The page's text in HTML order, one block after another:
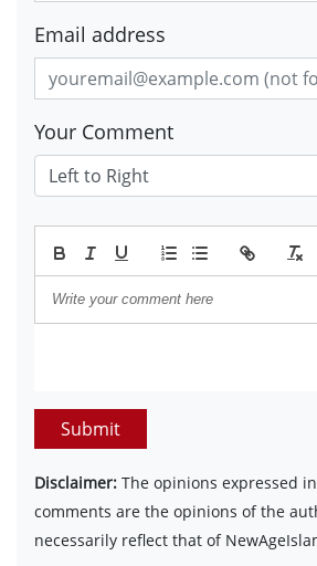
Email address
Your Comment
Submit
Disclaimer: The opinions expressed
comments are the opinions of the
necessarily reflect that of